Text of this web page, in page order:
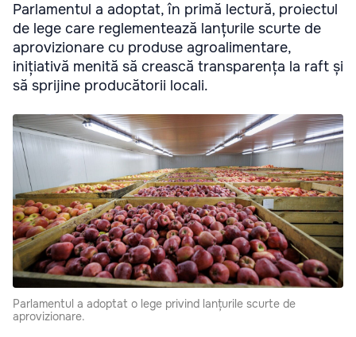
Parlamentul a adoptat, în primă lectură, proiectul
de lege care reglementează lanțurile scurte de
aprovizionare cu produse agroalimentare,
inițiativă menită să crească transparența la raft și
să sprijine producătorii locali.
Parlamentul a adoptat o lege privind lanțurile scurte de
aprovizionare.